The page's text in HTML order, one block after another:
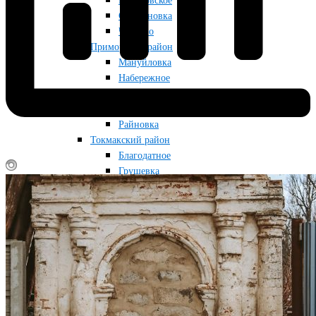
Строгановка
Чкалово
Приморский район
Мануйловка
Набережное
Райновка
Токмакский район
Благодатное
Грушевка
Кутузовка
Луговка
Новопрокоповка
Остриковка
Токмак
Снегуровка
Фабричное
Червоногорка
Черниговский район